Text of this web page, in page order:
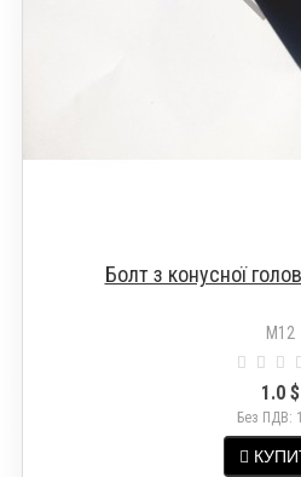
Болт з конусної
M12
1.0 $
Без ПДВ: